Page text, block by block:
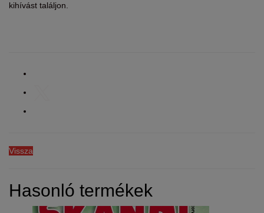
kihívást találjon.
Vissza
Hasonló termékek